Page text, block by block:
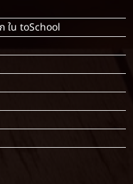
ใน toSchool